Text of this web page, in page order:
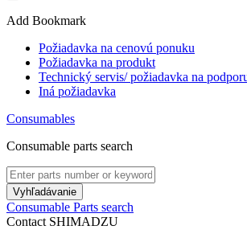
Add Bookmark
Požiadavka na cenovú ponuku
Požiadavka na produkt
Technický servis/ požiadavka na
Iná požiadavka
Consumables
Consumable parts search
Vyhľadávanie
Consumable Parts search
Contact SHIMADZU